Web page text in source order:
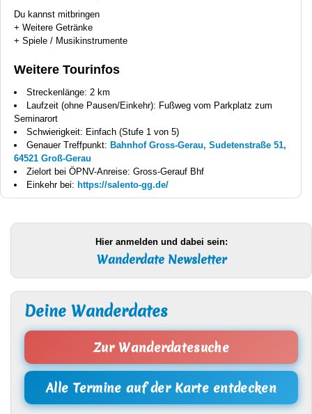
Du kannst mitbringen
+ Weitere Getränke
+ Spiele / Musikinstrumente
Weitere Tourinfos
Streckenlänge: 2 km
Laufzeit (ohne Pausen/Einkehr): Fußweg vom Parkplatz zum
Seminarort
Schwierigkeit: Einfach (Stufe 1 von 5)
Genauer Treffpunkt: Bahnhof Gross-Gerau, Sudetenstraße 51,
64521 Groß-Gerau
Zielort bei ÖPNV-Anreise: Gross-Gerauf Bhf
Einkehr bei: https://salento-gg.de/
Hier anmelden und dabei sein:
Wanderdate Newsletter
Deine Wanderdates
Zur Wanderdatesuche
Alle Termine auf der Karte entdecken